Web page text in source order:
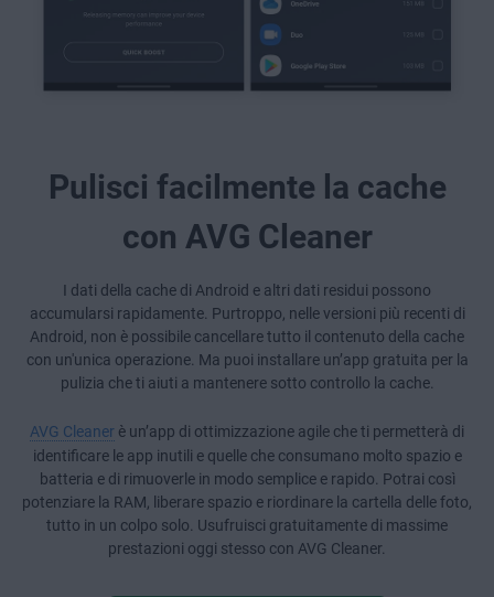
Pulisci facilmente la cache
con AVG Cleaner
I dati della cache di Android e altri dati residui possono
accumularsi rapidamente. Purtroppo, nelle versioni più recenti di
Android, non è possibile cancellare tutto il contenuto della cache
con un'unica operazione. Ma puoi installare un’app gratuita per la
pulizia che ti aiuti a mantenere sotto controllo la cache.
AVG Cleaner è un’app di ottimizzazione agile che ti permetterà di
identificare le app inutili e quelle che consumano molto spazio e
batteria e di rimuoverle in modo semplice e rapido. Potrai così
potenziare la RAM, liberare spazio e riordinare la cartella delle foto,
tutto in un colpo solo. Usufruisci gratuitamente di massime
prestazioni oggi stesso con AVG Cleaner.